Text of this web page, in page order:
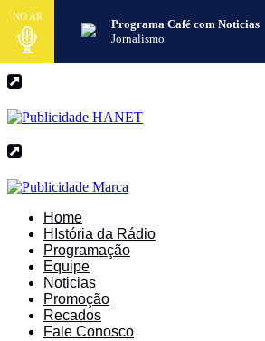
NO AR
Programa Café com Noticias
Jornalismo
Home
HIstória da Rádio
Programação
Equipe
Noticias
Promoção
Recados
Fale Conosco